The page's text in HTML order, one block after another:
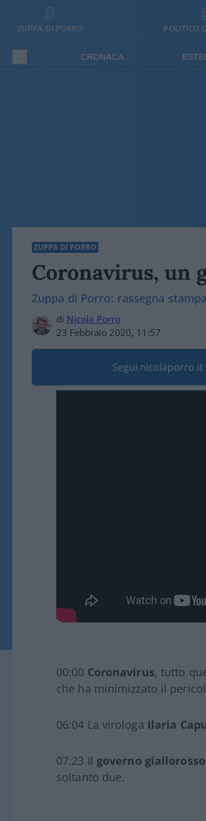
ZUPPA DI PORRO POLITICO
CRONACA
ZUPPA DI PORRO
Coronavirus, un
Zuppa di Porro: rassegna
di Nicola Porro
23 Febbraio 2020, 11:57
Segui nicolaporro.it
00:00 Coronavirus, tutto
che ha minimizzato il
06:04 La virologa Ilaria
07:23 Il governo giallorosso
soltanto due.